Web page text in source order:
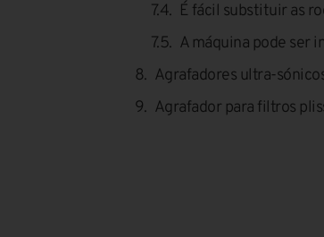
É fácil substituir as
A máquina pode ser
Agrafadores ultra-
Agrafador para filtros